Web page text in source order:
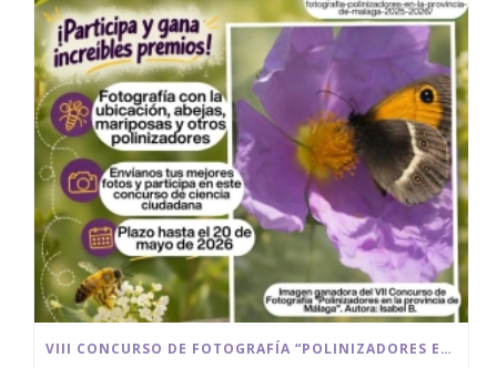
VIII CONCURSO DE FOTOGRAFÍA “POLINIZADORES EN LA PROVINCIA DE MÁLAGA” 2025/2026